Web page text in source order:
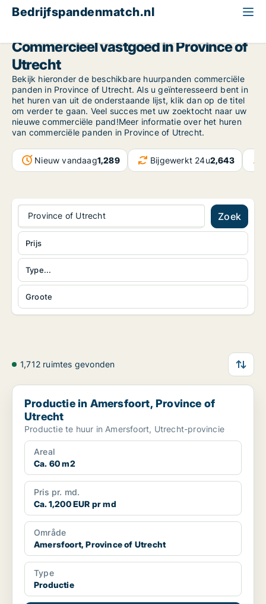
Bedrijfspandenmatch.nl
Commercieel vastgoed in Province of
Utrecht
Bekijk hieronder de beschikbare huurpanden commerciële
panden in Province of Utrecht. Als u geïnteresseerd bent in
het huren van uit de onderstaande lijst, klik dan op de titel
om verder te gaan. Veel succes met uw zoektocht naar uw
nieuwe commerciële pand!Meer informatie over het huren
van commerciële panden in Province of Utrecht.
Nieuw vandaag1,289 Bijgewerkt 24u2,643
Province of Utrecht Zoek
Type...
Groote
Prijs
1,712 ruimtes gevonden
Productie in Amersfoort, Province of Utrecht
Productie in Amersfoort, Province of
Utrecht
Productie te huur in Amersfoort, Utrecht-provincie
Areal
Ca. 60 m2
Pris pr. md.
Ca. 1,200 EUR pr md
Område
Amersfoort, Province of Utrecht
Type
Productie